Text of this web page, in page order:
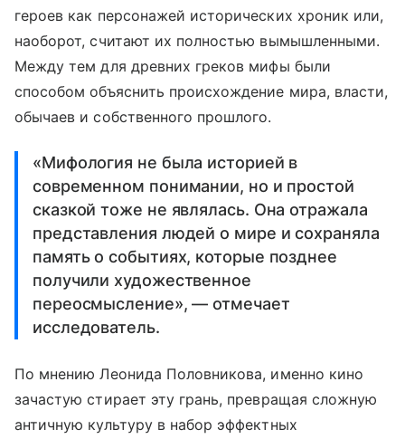
героев как персонажей исторических хроник или,
наоборот, считают их полностью вымышленными.
Между тем для древних греков мифы были
способом объяснить происхождение мира, власти,
обычаев и собственного прошлого.
«Мифология не была историей в
современном понимании, но и простой
сказкой тоже не являлась. Она отражала
представления людей о мире и сохраняла
память о событиях, которые позднее
получили художественное
переосмысление», — отмечает
исследователь.
По мнению Леонида Половникова, именно кино
зачастую стирает эту грань, превращая сложную
античную культуру в набор эффектных